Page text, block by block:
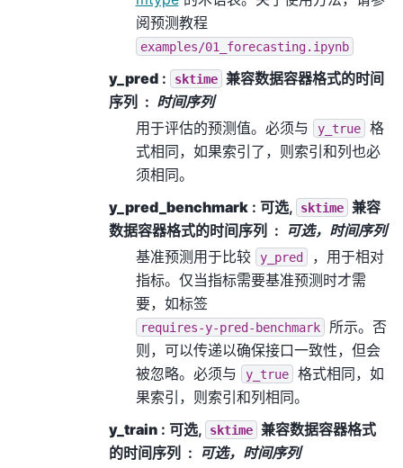
阅预测教程
examples/01_forecasting.ipynb
y_pred: sktime 兼容数据容器格式的时间
序列
时间序列
用于评估的预测值。必须与
y_true
格
式相同，如果索引了，则索引和列也必
须相同。
y_pred_benchmark: 可选, sktime 兼容
数据容器格式的时间序列
可选，时间序列
基准预测用于比较
y_pred
，用于相对
指标。仅当指标需要基准预测时才需
要，如标签
requires-y-pred-benchmark
所示。否
则，可以传递以确保接口一致性，但会
被忽略。必须与
y_true
格式相同，如
果索引，则索引和列相同。
y_train: 可选, sktime 兼容数据容器格式
的时间序列
可选，时间序列